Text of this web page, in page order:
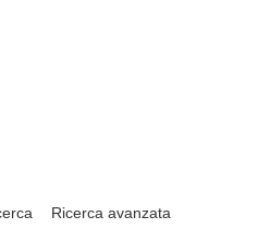
Ricerca avanzata